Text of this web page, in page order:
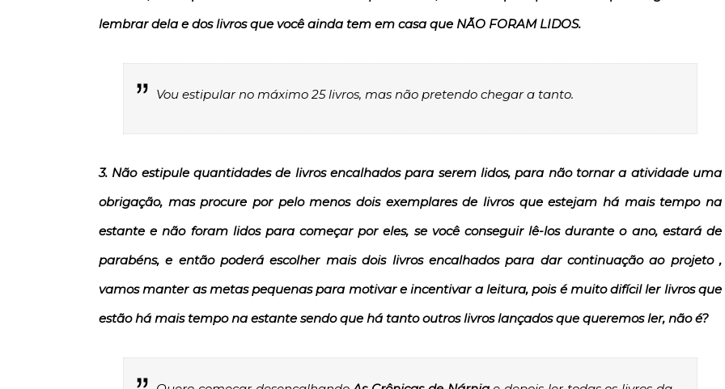
lembrar dela e dos livros que você ainda tem em casa que NÃO FORAM LIDOS.
Vou estipular no máximo 25 livros, mas não pretendo chegar a tanto.
3. Não estipule quantidades de livros encalhados para serem lidos, para não tornar a atividade uma
obrigação, mas procure por pelo menos dois exemplares de livros que estejam há mais tempo na
estante e não foram lidos para começar por eles, se você conseguir lê-los durante o ano, estará de
parabéns, e então poderá escolher mais dois livros encalhados para dar continuação ao projeto ,
vamos manter as metas pequenas para motivar e incentivar a leitura, pois é muito difícil ler livros que
estão há mais tempo na estante sendo que há tanto outros livros lançados que queremos ler, não é?